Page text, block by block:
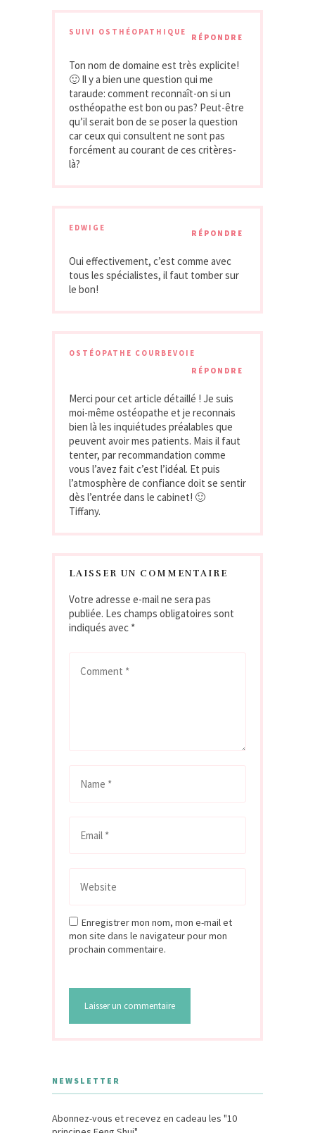
SUIVI OSTHÉOPATHIQUE
RÉPONDRE
Ton nom de domaine est très explicite!
🙂 Il y a bien une question qui me
taraude: comment reconnaît-on si un
osthéopathe est bon ou pas? Peut-être
qu’il serait bon de se poser la question
car ceux qui consultent ne sont pas
forcément au courant de ces critères-
là?
EDWIGE
RÉPONDRE
Oui effectivement, c’est comme avec
tous les spécialistes, il faut tomber sur
le bon!
OSTÉOPATHE COURBEVOIE
RÉPONDRE
Merci pour cet article détaillé ! Je suis
moi-même ostéopathe et je reconnais
bien là les inquiétudes préalables que
peuvent avoir mes patients. Mais il faut
tenter, par recommandation comme
vous l’avez fait c’est l’idéal. Et puis
l’atmosphère de confiance doit se sentir
dès l’entrée dans le cabinet! 🙂
Tiffany.
LAISSER UN COMMENTAIRE
Votre adresse e-mail ne sera pas
publiée. Les champs obligatoires sont
indiqués avec *
Enregistrer mon nom, mon e-mail et
mon site dans le navigateur pour mon
prochain commentaire.
NEWSLETTER
Abonnez-vous et recevez en cadeau les "10